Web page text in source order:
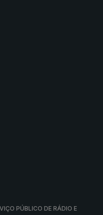
PÚBLICO DE RÁDIO E